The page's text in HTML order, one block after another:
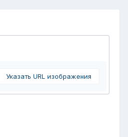
Указать URL изображения